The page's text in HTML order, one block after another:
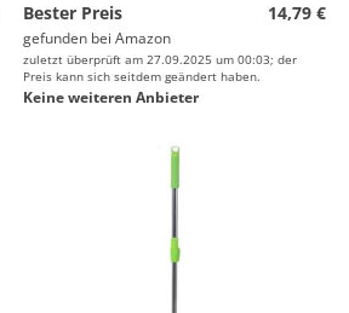
Bester Preis
14,79 €
gefunden bei Amazon
zuletzt überprüft am 27.09.2025 um 00:03; der
Preis kann sich seitdem geändert haben.
Keine weiteren Anbieter